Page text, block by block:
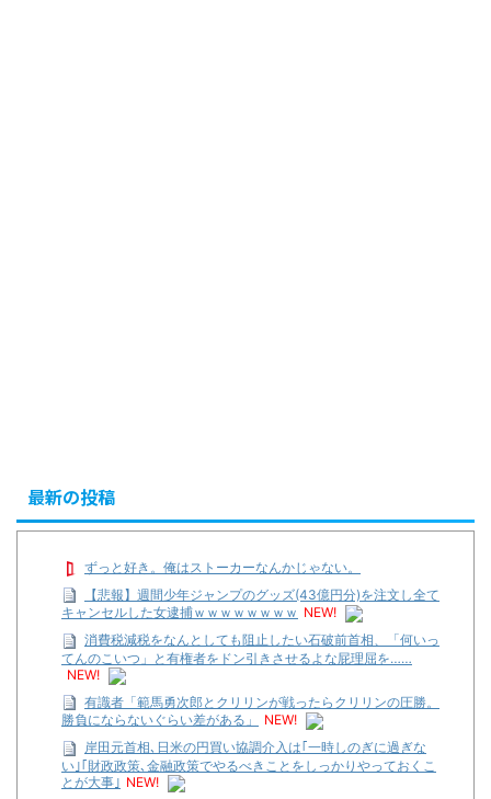
最新の投稿
ずっと好き。俺はストーカーなんかじゃない。
【悲報】週間少年ジャンプのグッズ(43億円分)を注文し全て
キャンセルした女逮捕ｗｗｗｗｗｗｗｗ NEW!
消費税減税をなんとしても阻止したい石破前首相、「何いっ
てんのこいつ」と有権者をドン引きさせるよな屁理屈を……
NEW!
有識者「範馬勇次郎とクリリンが戦ったらクリリンの圧勝。
勝負にならないぐらい差がある」
NEW!
岸田元首相､日米の円買い協調介入は｢一時しのぎに過ぎな
い｣｢財政政策､金融政策でやるべきことをしっかりやっておくこ
とが大事｣ NEW!